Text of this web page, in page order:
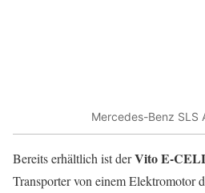
Mercedes-Benz SLS
Bereits erhältlich ist derVito E-
Transporter von einem Elektromotor